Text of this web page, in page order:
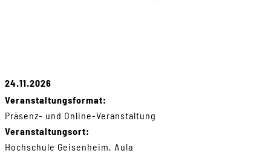
24.11.2026
Veranstaltungsformat:
Präsenz- und Online-Veranstaltung
Veranstaltungsort:
Hochschule Geisenheim, Aula